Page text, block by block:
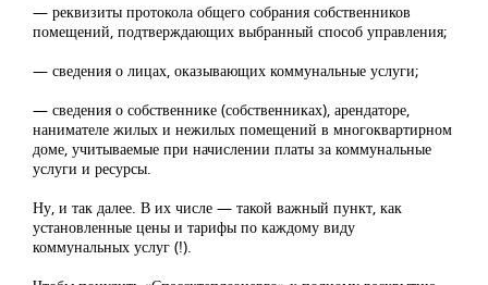
— реквизиты протокола общего собрания собственников
помещений, подтверждающих выбранный способ управления;
— сведения о лицах, оказывающих коммунальные услуги;
— сведения о собственнике (собственниках), арендаторе,
нанимателе жилых и нежилых помещений в многоквартирном
доме, учитываемые при начислении платы за коммунальные
услуги и ресурсы.
Ну, и так далее. В их числе — такой важный пункт, как
установленные цены и тарифы по каждому виду
коммунальных услуг (!).